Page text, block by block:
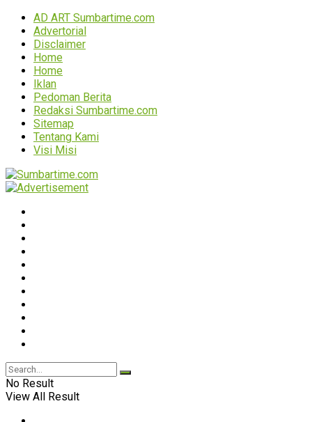
AD ART Sumbartime.com
Advertorial
Disclaimer
Home
Home
Iklan
Pedoman Berita
Redaksi Sumbartime.com
Sitemap
Tentang Kami
Visi Misi
No Result
View All Result